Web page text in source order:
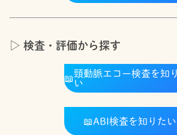
▷ 検査・評価から探す
📖頸動脈エコー検査を知
い
📖ABI検査を知りたい